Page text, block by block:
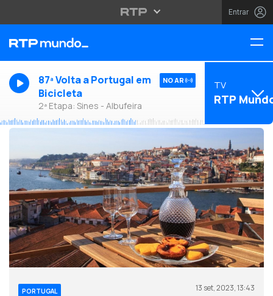
Entrar
87ª Volta a Portugal em
Bicicleta
2ª Etapa: Sines - Albufeira
NO AR TV
RTP
PORTUGAL 13 set, 2023, 13:43